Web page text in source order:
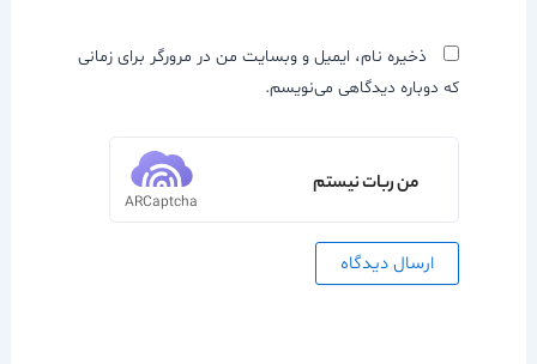
ذخیره نام، ایمیل و وبسایت من در مرورگر برای زمانی
که دوباره دیدگاهی می‌نویسم.
من ربات نیستم
ARCaptcha